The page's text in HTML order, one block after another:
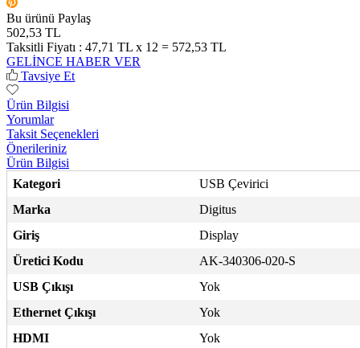
Bu ürünü Paylaş
502,53 TL
Taksitli Fiyatı : 47,71 TL x 12 = 572,53 TL
GELİNCE HABER VER
Tavsiye Et
Ürün Bilgisi
Yorumlar
Taksit Seçenekleri
Önerileriniz
Ürün Bilgisi
Kategori
USB Çevirici
Marka
Digitus
Giriş
Display
Üretici Kodu
AK-340306-020-S
USB Çıkışı
Yok
Ethernet Çıkışı
Yok
HDMI
Yok